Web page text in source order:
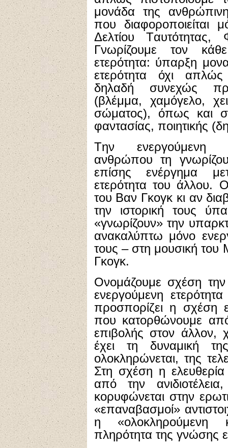
μονάδα της
που διαφοροποιείται
Δελτίου
Γνωρίζουμε τον
ετερότητα: ύπαρξη
ετερότητα όχι
δηλαδή συνεχώς
(βλέμμα, χαμόγελο,
σώματος), όπως και
φαντασίας, ποιητικής
Tην ενεργούμενη
ανθρώπου τη
επίσης ενέργημα
ετερότητα του άλλου.
του Bαν Γκογκ κι αν
την ιστορική τους
«γνωρίζουν» την
ανακαλύπτω μόνο
τους – στη μουσική του
Γκογκ.
Oνομάζουμε σχέση την
ενεργούμενη
προσπορίζει η σχέση
που κατορθώνουμε από
επιβολής στον άλλον,
έχει τη δυναμική
ολοκληρώνεται, της
Στη σχέση η ελευθερία
από την
κορυφώνεται στην
«επαναβασμοί»
η «ολοκληρούμενη
πληρότητα της γνώσης